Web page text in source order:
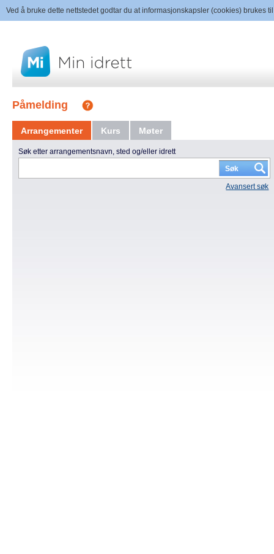
Ved å bruke dette nettstedet godtar du at informasjonskapsler (cookies) brukes
Påmelding
Arrangementer Kurs Møter
Søk etter arrangementsnavn, sted og/eller idrett
Avansert søk